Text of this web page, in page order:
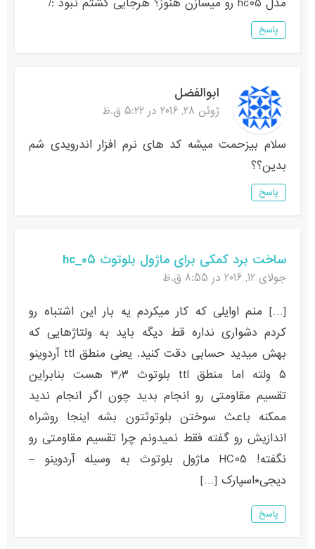
پاسخ
ابوالفضل
ژوئن 28, 2016 در 5:22 ق.ظ
سلام بیزحمت میشه کد های نرم افزار اندرویدی شم
بدین؟؟
پاسخ
ساخت برد کمکی برای ماژول بلوتوث hc_05
جولای 12, 2016 در 8:55 ق.ظ
[…] منم اوایلی که کار میکردم یه بار این اشتباه رو
کردم دشواری نداره قط دیگه باید به ولتاژهایی که
بهش میدید حسابی دقت کنید. یعنی منطق ttl آردوینو
۵ ولته اما منطق ttl بلوتوث ۳٫۳ هست بنابراین
تقسیم مقاومتی رو انجام بدید چون اگر انجام ندید
ممکنه باعث سوختن بلوتوثتون بشه اینجا روشراه
اندازیش رو گفته فقط نمیدونم چرا تقسیم مقاومتی رو
نگفته! HC05 ماژول بلوتوث به وسیله آردوینو –
دیجی*اسپارک […]
پاسخ